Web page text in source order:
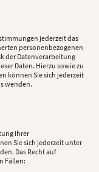
jederzeit das
personenbezogenen
der Datenverarbeitung
Daten. Hierzu sowie zu
können Sie sich jederzeit
wenden.
Ihrer
Sie sich jederzeit unter
Das Recht auf
Fällen: